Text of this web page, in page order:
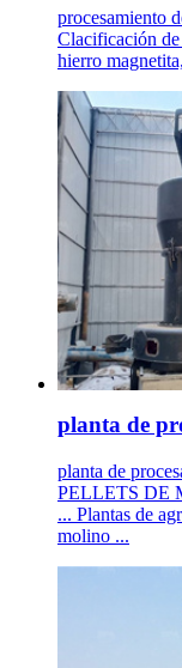
procesamiento
Clacificación
hierro
planta de
planta de
PELLETS DE
... Plantas de
molino ...